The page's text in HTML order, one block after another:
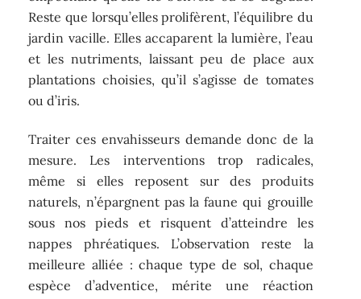
Reste que lorsqu’elles prolifèrent, l’équilibre du
jardin vacille. Elles accaparent la lumière, l’eau
et les nutriments, laissant peu de place aux
plantations choisies, qu’il s’agisse de tomates
ou d’iris.
Traiter ces envahisseurs demande donc de la
mesure. Les interventions trop radicales,
même si elles reposent sur des produits
naturels, n’épargnent pas la faune qui grouille
sous nos pieds et risquent d’atteindre les
nappes phréatiques. L’observation reste la
meilleure alliée : chaque type de sol, chaque
espèce d’adventice, mérite une réaction